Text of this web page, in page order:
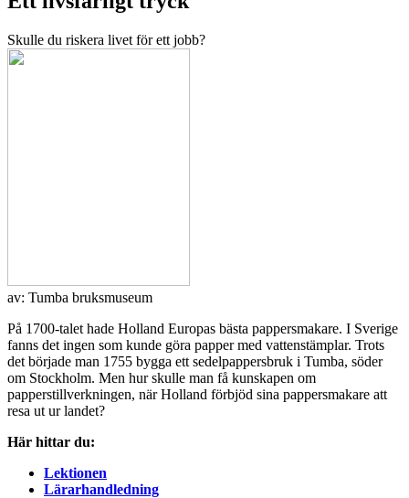
Skulle du riskera livet för ett jobb?
av: Tumba bruksmuseum
På 1700-talet hade Holland Europas bästa pappersmakare. I Sverige
fanns det ingen som kunde göra papper med vattenstämplar. Trots
det började man 1755 bygga ett sedelpappersbruk i Tumba, söder
om Stockholm. Men hur skulle man få kunskapen om
papperstillverkningen, när Holland förbjöd sina pappersmakare att
resa ut ur landet?
Här hittar du:
Lektionen
Lärarhandledning